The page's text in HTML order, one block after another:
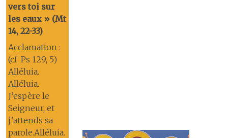
vers toi sur
les eaux » (Mt
14, 22-33)
Acclamation :
(cf. Ps 129, 5)
Alléluia.
Alléluia.
J’espère le
Seigneur, et
j’attends sa
parole.Alléluia.